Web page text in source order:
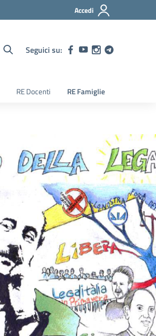
Accedi
Seguici su:
RE Docenti RE Famiglie